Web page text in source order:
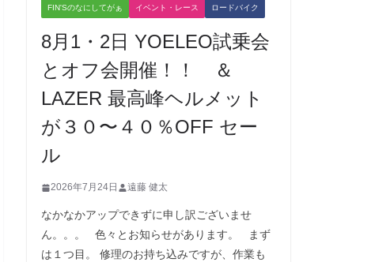
FIN'Sのなにしてがぁ イベント・レース ロードバイク
8月1・2日 YOELEO試乗会
とオフ会開催！！ ＆
LAZER 最高峰ヘルメット
が３０〜４０％OFF セー
ル
2026年7月24日 遠藤 健太
なかなかアップできずに申し訳ございませ
ん。。。 色々とお知らせがあります。 まず
は１つ目。 修理のお持ち込みですが、作業も